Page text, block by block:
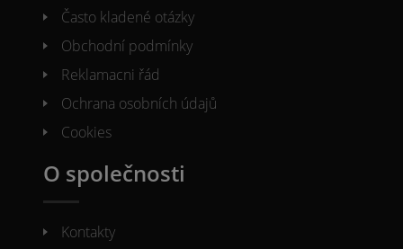
Často kladené otázky
Obchodní podmínky
Reklamacni řád
Ochrana osobních údajů
Cookies
O společnosti
Kontakty